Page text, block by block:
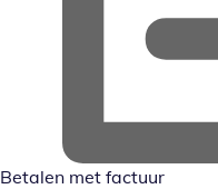
Betalen met factuur